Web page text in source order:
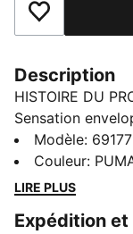
Ajouter aux
Description
HISTOIRE DU
Sensation
collection PUMA
au quotidien.
accents
modèles
Modèle:
Couleur:
LIRE PLUS
Expédition